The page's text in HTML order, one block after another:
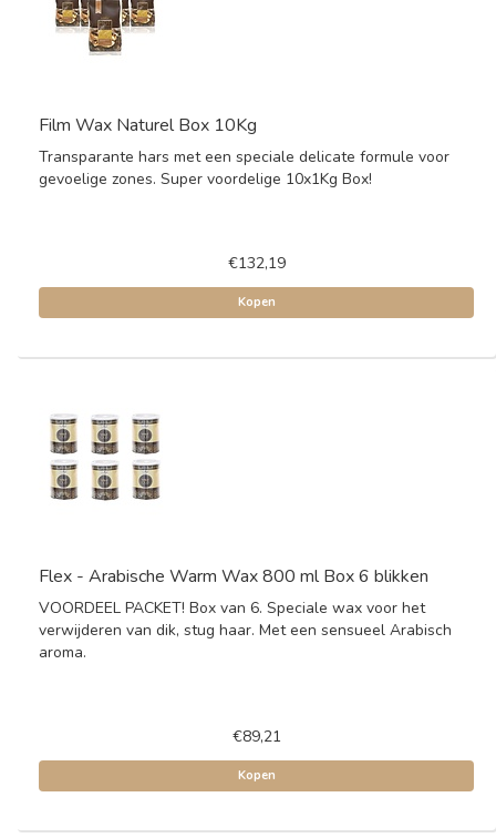
Film Wax Naturel Box 10Kg
Transparante hars met een speciale delicate formule voor
gevoelige zones. Super voordelige 10x1Kg Box!
€132,19
Kopen
Flex - Arabische Warm Wax 800 ml Box 6 blikken
VOORDEEL PACKET! Box van 6. Speciale wax voor het
verwijderen van dik, stug haar. Met een sensueel Arabisch
aroma.
€89,21
Kopen